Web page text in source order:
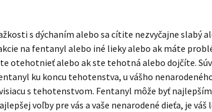
s dýchaním alebo sa cítite nezvyčajne slabý
na fentanyl alebo iné lieky alebo ak máte
otehotnieť alebo ak ste tehotná alebo dojčíte.
ku koncu tehotenstva, u vášho
s tehotenstvom. Fentanyl môže byť
voľby pre vás a vaše nenarodené dieťa, je váš